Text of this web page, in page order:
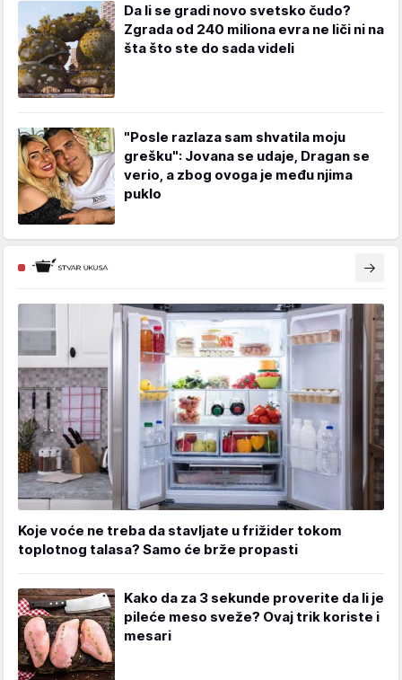
Da li se gradi novo svetsko čudo?
Zgrada od 240 miliona evra ne liči ni na
šta što ste do sada videli
"Posle razlaza sam shvatila moju
grešku": Jovana se udaje, Dragan se
verio, a zbog ovoga je među njima
puklo
Koje voće ne treba da stavljate u frižider tokom
toplotnog talasa? Samo će brže propasti
Kako da za 3 sekunde proverite da li je
pileće meso sveže? Ovaj trik koriste i
mesari